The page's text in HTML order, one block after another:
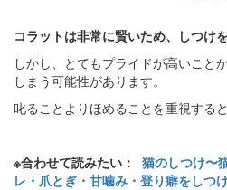
コラットは非常に賢いため、しつけ
しかし、とてもプライドが高いこと
しまう可能性があります。
叱ることよりほめることを重視する
※合わせて読みたい： 猫のしつけ〜
レ・爪とぎ・甘噛み・登り癖をしつ